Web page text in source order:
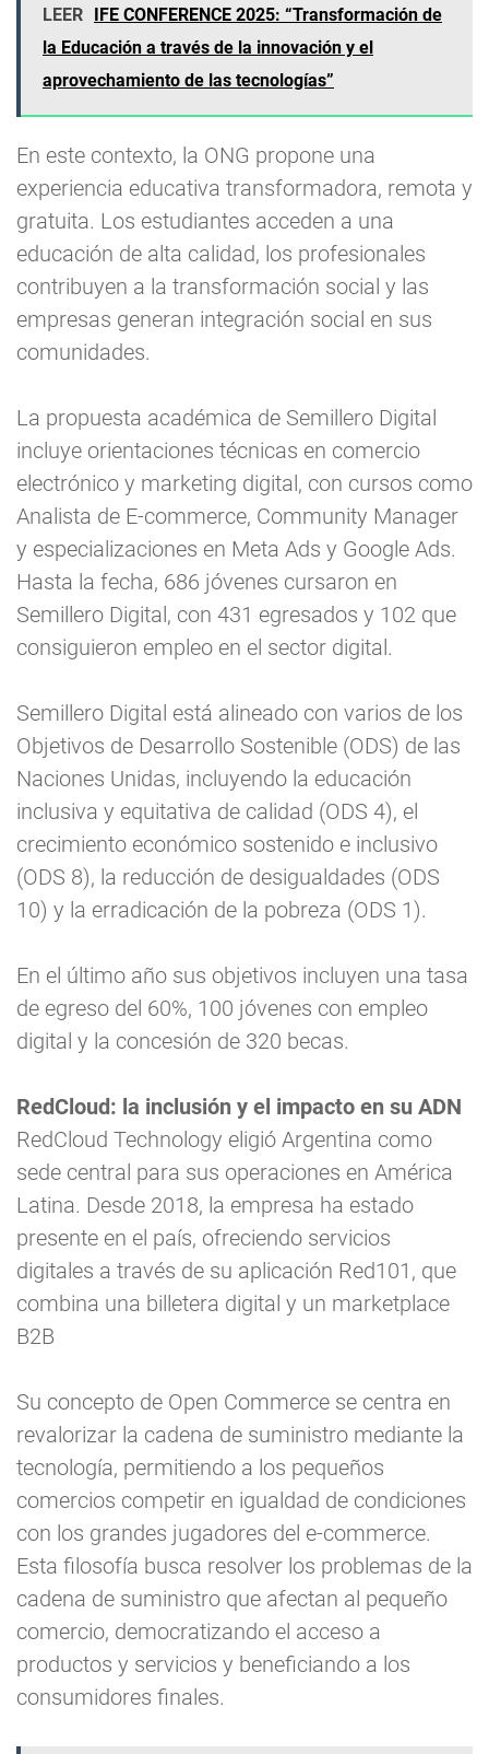
LEER
IFE CONFERENCE 2025: “Transformación de
la Educación a través de la innovación y el
aprovechamiento de las tecnologías”
En este contexto, la ONG propone una
experiencia educativa transformadora, remota y
gratuita. Los estudiantes acceden a una
educación de alta calidad, los profesionales
contribuyen a la transformación social y las
empresas generan integración social en sus
comunidades.
La propuesta académica de Semillero Digital
incluye orientaciones técnicas en comercio
electrónico y marketing digital, con cursos como
Analista de E-commerce, Community Manager
y especializaciones en Meta Ads y Google Ads.
Hasta la fecha, 686 jóvenes cursaron en
Semillero Digital, con 431 egresados y 102 que
consiguieron empleo en el sector digital.
Semillero Digital está alineado con varios de los
Objetivos de Desarrollo Sostenible (ODS) de las
Naciones Unidas, incluyendo la educación
inclusiva y equitativa de calidad (ODS 4), el
crecimiento económico sostenido e inclusivo
(ODS 8), la reducción de desigualdades (ODS
10) y la erradicación de la pobreza (ODS 1).
En el último año sus objetivos incluyen una tasa
de egreso del 60%, 100 jóvenes con empleo
digital y la concesión de 320 becas.
RedCloud: la inclusión y el impacto en su ADN
RedCloud Technology eligió Argentina como
sede central para sus operaciones en América
Latina. Desde 2018, la empresa ha estado
presente en el país, ofreciendo servicios
digitales a través de su aplicación Red101, que
combina una billetera digital y un marketplace
B2B
Su concepto de Open Commerce se centra en
revalorizar la cadena de suministro mediante la
tecnología, permitiendo a los pequeños
comercios competir en igualdad de condiciones
con los grandes jugadores del e-commerce.
Esta filosofía busca resolver los problemas de la
cadena de suministro que afectan al pequeño
comercio, democratizando el acceso a
productos y servicios y beneficiando a los
consumidores finales.